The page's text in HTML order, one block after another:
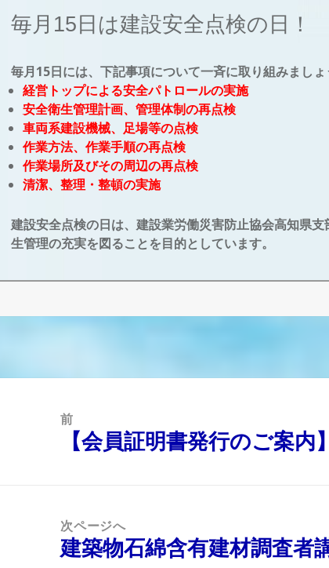
毎月15日は建設安全点検の日！
毎月15日には、下記事項について一斉に取り組みまし
経営トップによる安全パトロールの実施
安全衛生管理計画、管理体制の再点検
車両系建設機械、足場等の点検
作業方法、作業手順の再点検
作業場所及びその周辺の再点検
清潔、整理・整頓の実施
建設安全点検の日は、建設業労働災害防止協会高知県
生管理の充実を図ることを目的としています。
前
【会員証明書発行のご案
次ページへ
次
の
建築物石綿含有建材調査者